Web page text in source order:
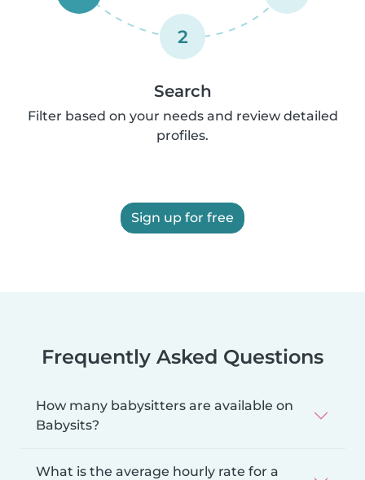
2
Search
Filter based on your needs and review detailed
profiles.
Sign up for free
Frequently Asked Questions
How many babysitters are available on
Babysits?
What is the average hourly rate for a